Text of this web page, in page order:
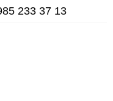
233 37 13